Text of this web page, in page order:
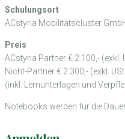
Schulungsort
ACstyria Mobilitätscluster
Preis
ACstyria Partner € 2.100,- (exkl.
Nicht-Partner € 2.300,- (exkl.
(inkl. Lernunterlagen und
Notebooks werden für die